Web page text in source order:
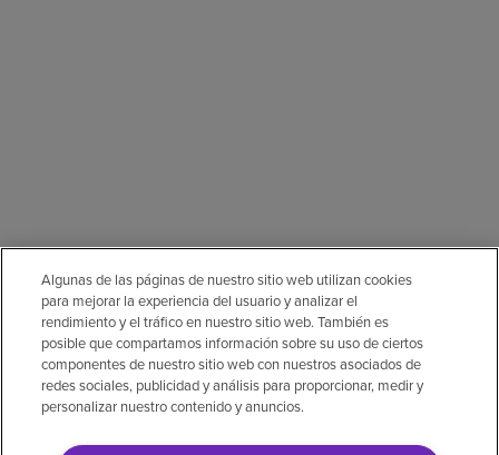
Algunas de las páginas de nuestro sitio web utilizan cookies
para mejorar la experiencia del usuario y analizar el
rendimiento y el tráfico en nuestro sitio web. También es
posible que compartamos información sobre su uso de ciertos
componentes de nuestro sitio web con nuestros asociados de
redes sociales, publicidad y análisis para proporcionar, medir y
personalizar nuestro contenido y anuncios.